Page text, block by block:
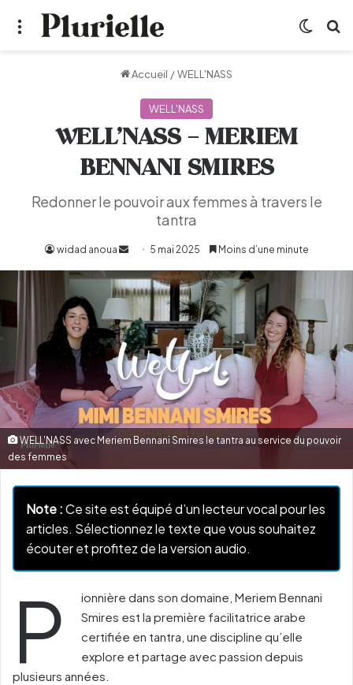
Menu
Accueil /WELL'NASS
WELL'NASS
WELL’NASS – MERIEM
BENNANI SMIRES
Redonner le pouvoir aux femmes à travers le
tantra
widad anoua
Envoyer
un
courriel
5 mai 2025 Moins d’une minute
WELL'NASS avec Meriem Bennani Smires le tantra au service du pouvoir
des femmes
Note :Ce site est équipé d’un lecteur vocal pour les
articles. Sélectionnez le texte que vous souhaitez
écouter et profitez de la version audio.
P
ionnière dans son domaine, Meriem Bennani
Smires est la première facilitatrice arabe
certifiée en tantra, une discipline qu’elle
explore et partage avec passion depuis
plusieurs années.